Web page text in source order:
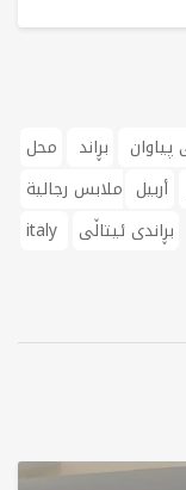
پیاوان بڕاند
محل
أربيل
italy
بڕاندی ئیتاڵی